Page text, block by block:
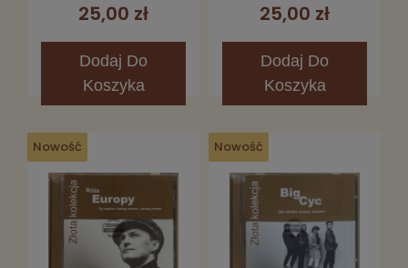
25,00 zł
Dodaj Do
Koszyka
25,00 zł
Dodaj Do
Koszyka
Nowość Nowość